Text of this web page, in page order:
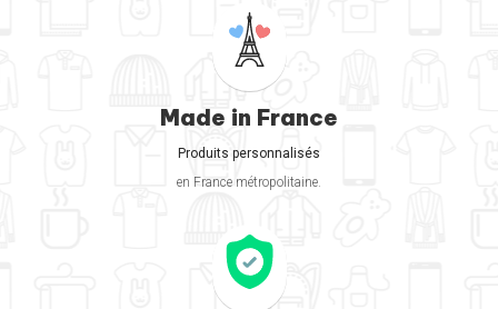
Made in France
Produits personnalisés
en France métropolitaine.